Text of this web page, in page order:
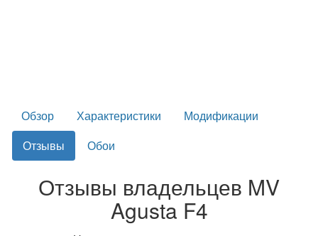
Обзор Характеристики
Модификации
Отзывы
Обои
Отзывы владельцев MV
Agusta F4